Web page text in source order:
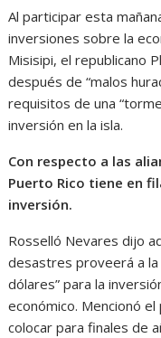
Al participar esta
inversiones sobre la
Misisipi, el republicano
después de “malos
requisitos de una
inversión en la isla.
Con respecto a las
Puerto Rico tiene en
inversión.
Rosselló Nevares dijo
desastres proveerá a la
dólares” para la
económico. Mencionó
colocar para finales de